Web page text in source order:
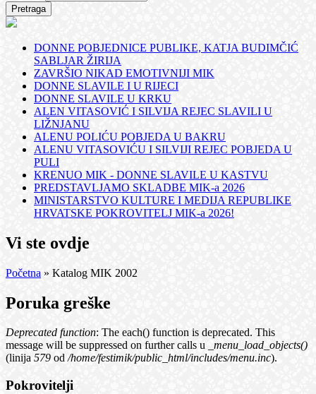
DONNE POBJEDNICE PUBLIKE, KATJA BUDIMČIĆ
SABLJAR ŽIRIJA
ZAVRŠIO NIKAD EMOTIVNIJI MIK
DONNE SLAVILE I U RIJECI
DONNE SLAVILE U KRKU
ALEN VITASOVIĆ I SILVIJA REJEC SLAVILI U
LIŽNJANU
ALENU POLIĆU POBJEDA U BAKRU
ALENU VITASOVIĆU I SILVIJI REJEC POBJEDA U
PULI
KRENUO MIK - DONNE SLAVILE U KASTVU
PREDSTAVLJAMO SKLADBE MIK-a 2026
MINISTARSTVO KULTURE I MEDIJA REPUBLIKE
HRVATSKE POKROVITELJ MIK-a 2026!
Vi ste ovdje
Početna » Katalog MIK 2002
Poruka greške
Deprecated function: The each() function is deprecated. This
message will be suppressed on further calls u
_menu_load_objects()
(linija 579 od/home/festimik/public_html/includes/menu.inc).
Pokrovitelji